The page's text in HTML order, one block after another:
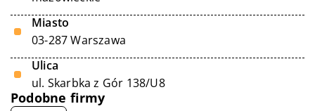
Miasto
03-287 Warszawa
Ulica
ul. Skarbka z Gór 138/U8
Podobne firmy